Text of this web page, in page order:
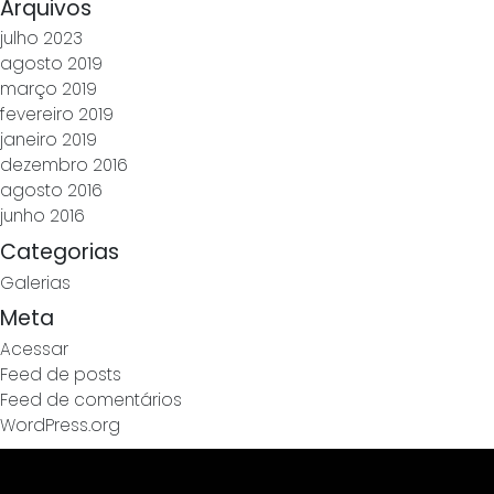
Arquivos
julho 2023
agosto 2019
março 2019
fevereiro 2019
janeiro 2019
dezembro 2016
agosto 2016
junho 2016
Categorias
Galerias
Meta
Acessar
Feed de posts
Feed de comentários
WordPress.org